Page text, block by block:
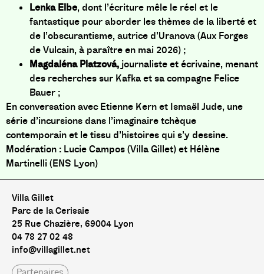
Lenka Elbe, dont l’écriture mêle le réel et le
fantastique pour aborder les thèmes de la liberté et
de l’obscurantisme, autrice d’Uranova (Aux Forges
de Vulcain, à paraître en mai 2026) ;
Magdaléna Platzová, journaliste et écrivaine, menant
des recherches sur Kafka et sa compagne Felice
Bauer ;
En conversation avec Etienne Kern et Ismaël Jude, une
série d’incursions dans l’imaginaire tchèque
contemporain et le tissu d’histoires qui s’y dessine.
Modération : Lucie Campos (Villa Gillet) et Hélène
Martinelli (ENS Lyon)
Villa Gillet
Parc de la Cerisaie
25 Rue Chazière, 69004 Lyon
04 78 27 02 48
info@villagillet.net